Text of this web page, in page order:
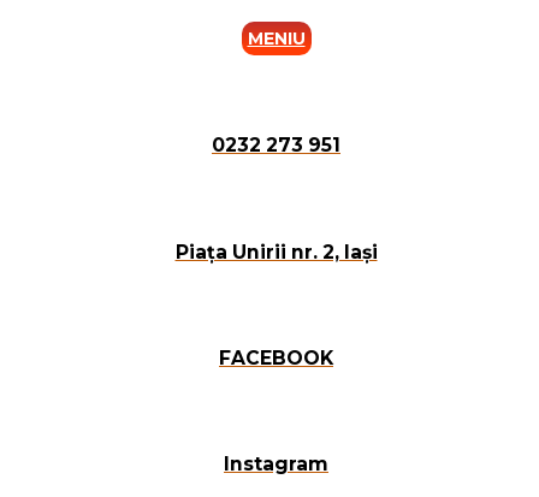
MENIU
0232 273 951
Piața Unirii nr. 2, Iași
FACEBOOK
Instagram